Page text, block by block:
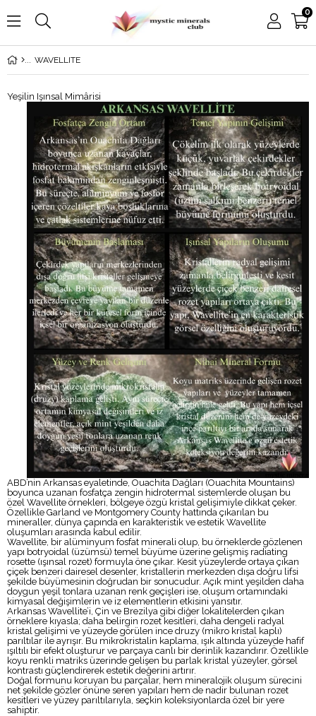
0
WAVELLITE
Yeşilin Işınsal Mimârisi
ABD’nin Arkansas eyaletinde, Ouachita Dağları (Ouachita Mountains)
boyunca uzanan fosfatça zengin hidrotermal sistemlerde oluşan bu
özel Wavellite örnekleri, bölgeye özgü kristal gelişimiyle dikkat çeker.
Özellikle Garland ve Montgomery County hattında çıkarılan bu
mineraller, dünya çapında en karakteristik ve estetik Wavellite
oluşumları arasında kabul edilir.
Wavellite, bir alüminyum fosfat minerali olup, bu örneklerde gözlenen
yapı botryoidal (üzümsü) temel büyüme üzerine gelişmiş radiating
rosette (ışınsal rozet) formuyla öne çıkar. Kesit yüzeylerde ortaya çıkan
çiçek benzeri dairesel desenler, kristallerin merkezden dışa doğru lifsi
şekilde büyümesinin doğrudan bir sonucudur. Açık mint yeşilden daha
doygun yeşil tonlara uzanan renk geçişleri ise, oluşum ortamındaki
kimyasal değişimlerin ve iz elementlerin etkisini yansıtır.
Arkansas Wavellite’i, Çin ve Brezilya gibi diğer lokalitelerden çıkan
örneklere kıyasla; daha belirgin rozet kesitleri, daha dengeli radyal
kristal gelişimi ve yüzeyde görülen ince druzy (mikro kristal kaplı)
parıltılar ile ayrışır. Bu mikrokristalin kaplama, ışık altında yüzeyde hafif
ışıltılı bir efekt oluşturur ve parçaya canlı bir derinlik kazandırır. Özellikle
koyu renkli matriks üzerinde gelişen bu parlak kristal yüzeyler, görsel
kontrastı güçlendirerek estetik değerini artırır.
Doğal formunu koruyan bu parçalar, hem mineralojik oluşum sürecini
net şekilde gözler önüne seren yapıları hem de nadir bulunan rozet
kesitleri ve yüzey parıltılarıyla, seçkin koleksiyonlarda özel bir yere
sahiptir.